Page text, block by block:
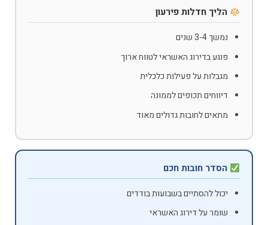
הליך חדלות פירעון
נמשך 3-4 שנים
פוגע בדירוג האשראי לטווח ארוך
מגבלות על פעילות כלכלית
דיווחים תכופים לממונה
מתאים לחובות גדולים מאוד
הסדר חובות חכם
יכול להסתיים בשבועות בודדים
שומר על דירוג האשראי